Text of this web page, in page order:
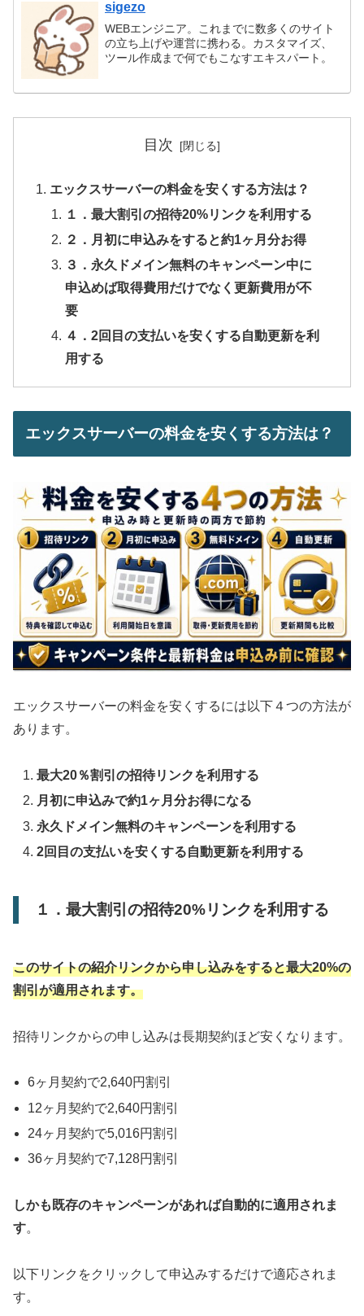
sigezo
WEBエンジニア。これまでに数多くのサイト
の立ち上げや運営に携わる。カスタマイズ、
ツール作成まで何でもこなすエキスパート。
目次
エックスサーバーの料金を安くする方法は？
１．最大割引の招待20%リンクを利用する
２．月初に申込みをすると約1ヶ月分お得
３．永久ドメイン無料のキャンペーン中に
申込めば取得費用だけでなく更新費用が不
要
４．2回目の支払いを安くする自動更新を利
用する
エックスサーバーの料金を安くする方法は？
エックスサーバーの料金を安くするには以下４つの方法が
あります。
最大20％割引の招待リンクを利用する
月初に申込みで約1ヶ月分お得になる
永久ドメイン無料のキャンペーンを利用する
2回目の支払いを安くする自動更新を利用する
１．最大割引の招待20%リンクを利用する
このサイトの紹介リンクから申し込みをすると最大20%の
割引が適用されます。
招待リンクからの申し込みは長期契約ほど安くなります。
6ヶ月契約で2,640円割引
12ヶ月契約で2,640円割引
24ヶ月契約で5,016円割引
36ヶ月契約で7,128円割引
しかも既存のキャンペーンがあれば自動的に適用されま
す。
以下リンクをクリックして申込みするだけで適応されま
す。